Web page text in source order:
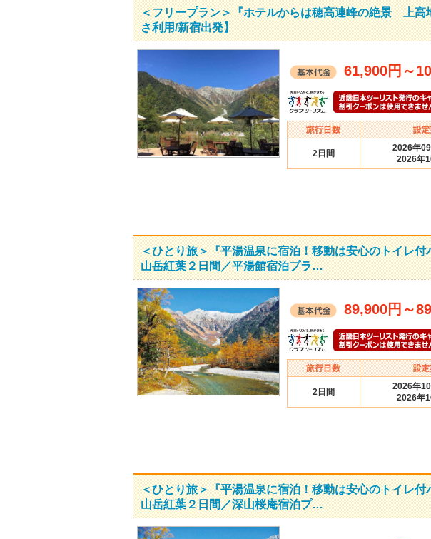
＜フリープラン＞『ホテルからは穂高連峰の絶景 上
さ利用/新宿出発】
61,900円 ～
2日間
2026年
2026年
＜ひとり旅＞『平湯温泉に宿泊！移動は安心のトイ
山岳紅葉２日間／平湯館宿泊プラ…
89,900円 ～
2日間
2026年
2026年
＜ひとり旅＞『平湯温泉に宿泊！移動は安心のトイ
山岳紅葉２日間／深山桜庵宿泊プ…